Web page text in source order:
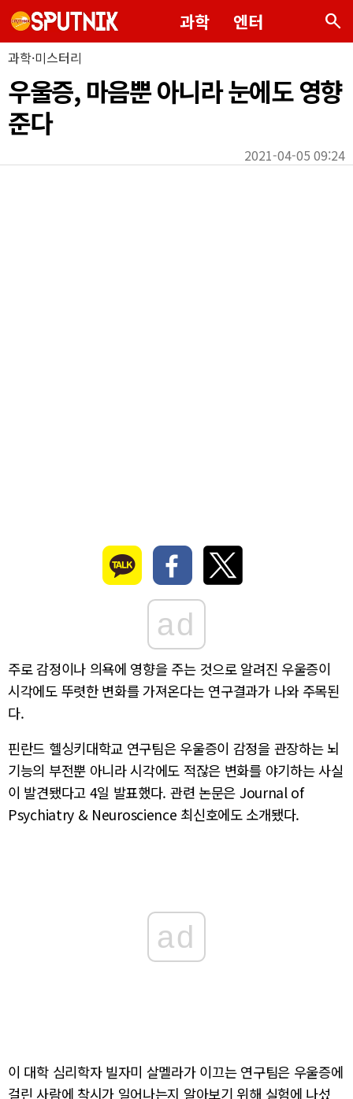
과학 엔터 search
과학·미스터리
우울증, 마음뿐 아니라 눈에도 영향
준다
2021-04-05 09:24
ad
주로 감정이나 의욕에 영향을 주는 것으로 알려진 우울증이
시각에도 뚜렷한 변화를 가져온다는 연구결과가 나와 주목된
다.
핀란드 헬싱키대학교 연구팀은 우울증이 감정을 관장하는 뇌
기능의 부전뿐 아니라 시각에도 적잖은 변화를 야기하는 사실
이 발견됐다고 4일 발표했다. 관련 논문은 Journal of
Psychiatry & Neuroscience 최신호에도 소개됐다.
ad
이 대학 심리학자 빌자미 살멜라가 이끄는 연구팀은 우울증에
걸린 사람에 착시가 일어나는지 알아보기 위해 실험에 나섰